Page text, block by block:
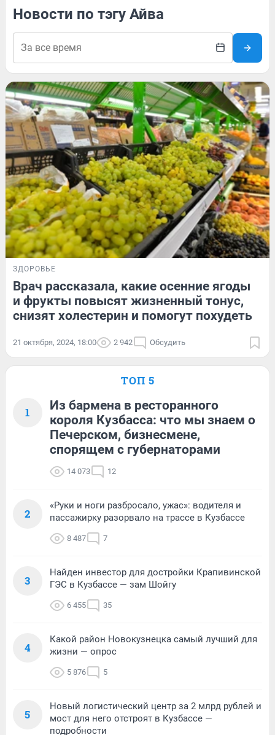
Новости по тэгу Айва
ЗДОРОВЬЕ
Врач рассказала, какие осенние ягоды
и фрукты повысят жизненный тонус,
снизят холестерин и помогут похудеть
21 октября, 2024, 18:00 2 942 Обсудить
ТОП 5
1
Из бармена в ресторанного
короля Кузбасса: что мы знаем о
Печерском, бизнесмене,
спорящем с губернаторами
14 073 12
2
«Руки и ноги разбросало, ужас»: водителя и
пассажирку разорвало на трассе в Кузбассе
8 487 7
3
Найден инвестор для достройки Крапивинской
ГЭС в Кузбассе — зам Шойгу
6 455 35
4
Какой район Новокузнецка самый лучший для
жизни — опрос
5 876 5
5
Новый логистический центр за 2 млрд рублей и
мост для него отстроят в Кузбассе —
подробности